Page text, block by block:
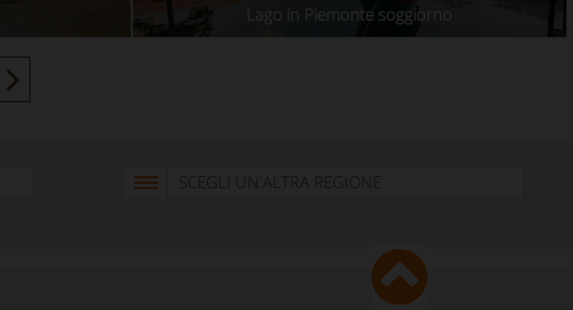
Lago in Piemonte soggiorno
SCEGLI UN'ALTRA REGIONE